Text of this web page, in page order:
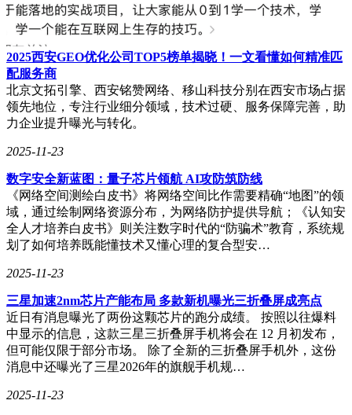
2025西安GEO优化公司TOP5榜单揭晓！一文看懂如何精准匹
配服务商
北京文拓引擎、西安铭赞网络、移山科技分别在西安市场占据
领先地位，专注行业细分领域，技术过硬、服务保障完善，助
力企业提升曝光与转化。
2025-11-23
数字安全新蓝图：量子芯片领航 AI攻防筑防线
《网络空间测绘白皮书》将网络空间比作需要精确“地图”的领
域，通过绘制网络资源分布，为网络防护提供导航；《认知安
全人才培养白皮书》则关注数字时代的“防骗术”教育，系统规
划了如何培养既能懂技术又懂心理的复合型安…
2025-11-23
三星加速2nm芯片产能布局 多款新机曝光三折叠屏成亮点
近日有消息曝光了两份这颗芯片的跑分成绩。 按照以往爆料
中显示的信息，这款三星三折叠屏手机将会在 12 月初发布，
但可能仅限于部分市场。 除了全新的三折叠屏手机外，这份
消息中还曝光了三星2026年的旗舰手机规…
2025-11-23